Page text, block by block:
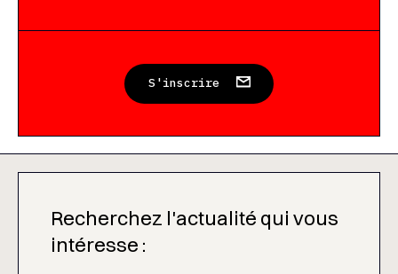
S'inscrire
Recherchez l'actualité qui vous
intéresse :